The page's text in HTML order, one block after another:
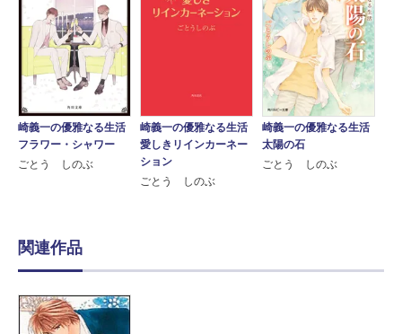
崎義一の優雅なる生活
フラワー・シャワー
ごとう しのぶ
崎義一の優雅なる生活
愛しきリインカーネー
ション
ごとう しのぶ
崎義一の優雅なる生活
太陽の石
ごとう しのぶ
関連作品